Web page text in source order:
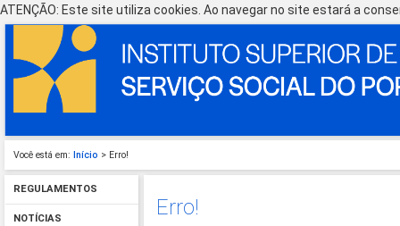
ATENÇÃO: Este site utiliza cookies. Ao navegar no site estará a
Você está em: Início > Erro!
REGULAMENTOS
NOTÍCIAS Erro!